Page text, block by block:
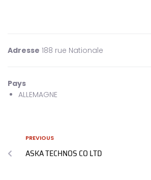
Adresse 188 rue Nationale
Pays
ALLEMAGNE
PREVIOUS
ASKA TECHNOS CO LTD